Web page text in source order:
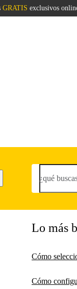
GRATIS exclusivos
¿qué
Lo más
Cómo
Cómo